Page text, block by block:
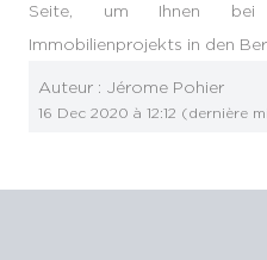
Seite, um Ihnen bei
Immobilienprojekts in den
Auteur : Jérome Pohier
16 Dec 2020 à 12:12 (dernière